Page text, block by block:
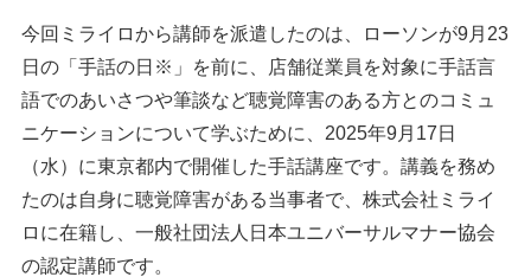
今回ミライロから講師を派遣したのは、ローソンが9月23
日の「手話の日※」を前に、店舗従業員を対象に手話言
語でのあいさつや筆談など聴覚障害のある方とのコミュ
ニケーションについて学ぶために、2025年9月17日
（水）に東京都内で開催した手話講座です。講義を務め
たのは自身に聴覚障害がある当事者で、株式会社ミライ
ロに在籍し、一般社団法人日本ユニバーサルマナー協会
の認定講師です。